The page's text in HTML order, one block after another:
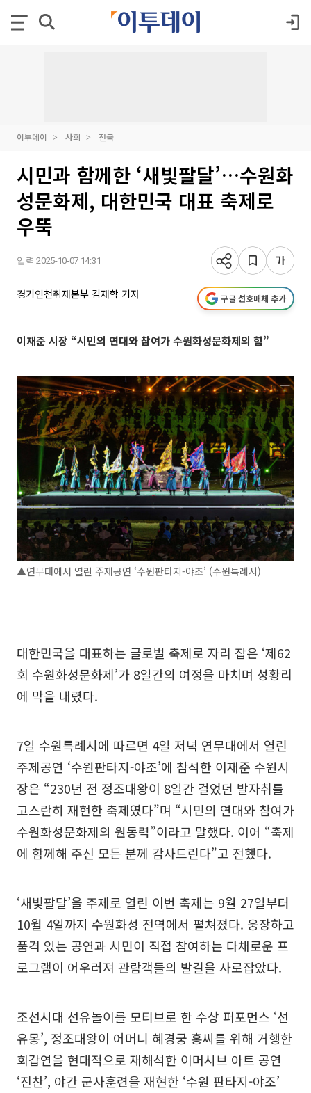
이투데이 사회 전국
시민과 함께한 ‘새빛팔달’…수원화
성문화제, 대한민국 대표 축제로
우뚝
입력 2025-10-07 14:31
경기인천취재본부 김재학 기자 구글 선호매체 추가
이재준 시장 “시민의 연대와 참여가 수원화성문화제의 힘”
▲연무대에서 열린 주제공연 ‘수원판타지-야조’ (수원특례시)
대한민국을 대표하는 글로벌 축제로 자리 잡은 ‘제62
회 수원화성문화제’가 8일간의 여정을 마치며 성황리
에 막을 내렸다.
7일 수원특례시에 따르면 4일 저녁 연무대에서 열린
주제공연 ‘수원판타지-야조’에 참석한 이재준 수원시
장은 “230년 전 정조대왕이 8일간 걸었던 발자취를
고스란히 재현한 축제였다”며 “시민의 연대와 참여가
수원화성문화제의 원동력”이라고 말했다. 이어 “축제
에 함께해 주신 모든 분께 감사드린다”고 전했다.
‘새빛팔달’을 주제로 열린 이번 축제는 9월 27일부터
10월 4일까지 수원화성 전역에서 펼쳐졌다. 웅장하고
품격 있는 공연과 시민이 직접 참여하는 다채로운 프
로그램이 어우러져 관람객들의 발길을 사로잡았다.
조선시대 선유놀이를 모티브로 한 수상 퍼포먼스 ‘선
유몽’, 정조대왕이 어머니 혜경궁 홍씨를 위해 거행한
회갑연을 현대적으로 재해석한 이머시브 아트 공연
‘진찬’, 야간 군사훈련을 재현한 ‘수원 판타지-야조’